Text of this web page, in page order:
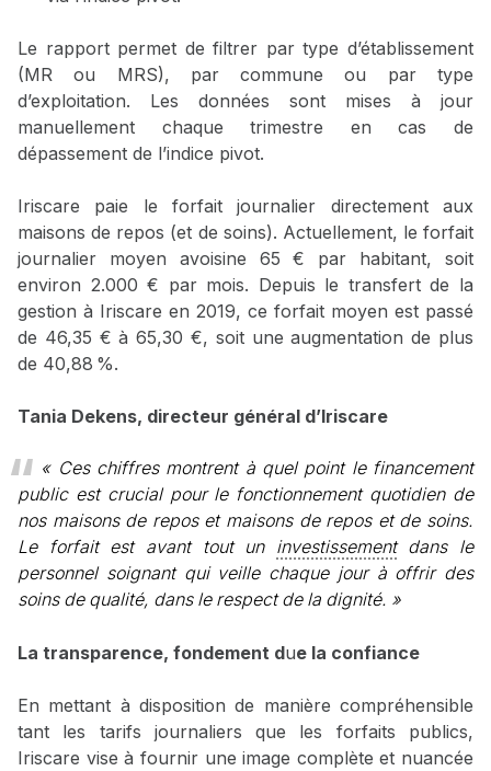
Le rapport permet de filtrer par type d’établissement
(MR ou MRS), par commune ou par type
d’exploitation. Les données sont mises à jour
manuellement chaque trimestre en cas de
dépassement de l’indice pivot.
Iriscare paie le forfait journalier directement aux
maisons de repos (et de soins). Actuellement, le forfait
journalier moyen avoisine 65 € par habitant, soit
environ 2.000 € par mois. Depuis le transfert de la
gestion à Iriscare en 2019, ce forfait moyen est passé
de 46,35 € à 65,30 €, soit une augmentation de plus
de 40,88 %.
Tania Dekens, directeur général d’Iriscare
« Ces chiffres montrent à quel point le financement
public est crucial pour le fonctionnement quotidien de
nos maisons de repos et maisons de repos et de soins.
Le forfait est avant tout un investissementdans le
personnel soignant qui veille chaque jour à offrir des
soins de qualité, dans le respect de la dignité. »
La transparence, fondement due la confiance
En mettant à disposition de manière compréhensible
tant les tarifs journaliers que les forfaits publics,
Iriscare vise à fournir une image complète et nuancée